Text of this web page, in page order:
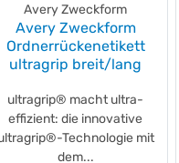
Avery Zweckform
Avery Zweckform
Ordnerrückenetikett
ultragrip breit/lang
ultragrip® macht ultra-
effizient: die innovative
Technologie mit
dem...